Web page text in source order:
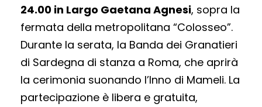
24.00 in Largo Gaetana Agnesi, sopra la
fermata della metropolitana “Colosseo”.
Durante la serata, la Banda dei Granatieri
di Sardegna di stanza a Roma, che aprirà
la cerimonia suonando l’Inno di Mameli. La
partecipazione è libera e gratuita,